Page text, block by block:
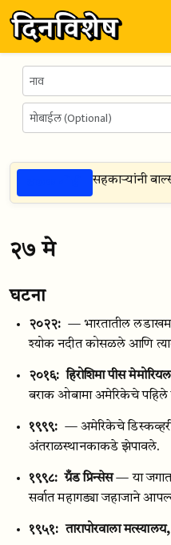
व त्याच्या सहकाऱ्यांनी
२७ मे
घटना
२०२२: — भारतातील
श्योक नदीत कोसळले आणि
२०१६: हिरोशिमा पीस
बराक ओबामा अमेरिकेचे पहिले
१९९९: — अमेरिकेचे
अंतराळस्थानकाकडे झेपावले.
१९९८: ग्रँड प्रिन्सेस — या
सर्वात महागड्या जहाजाने
१९५१: तारापोरवाला